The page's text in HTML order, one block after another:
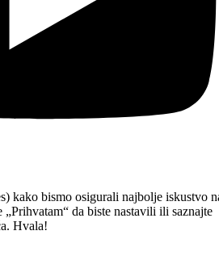
kako bismo osigurali najbolje iskustvo
da biste nastavili ili saznajte
Hvala!